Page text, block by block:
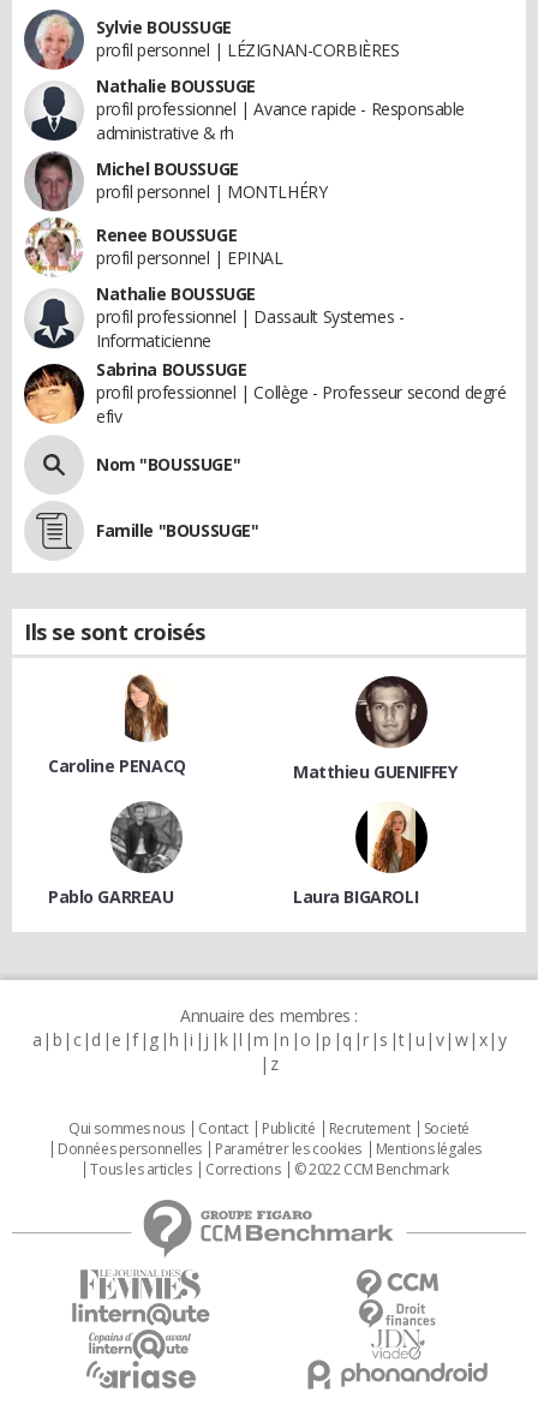
Sylvie BOUSSUGE
profil personnel | LÉZIGNAN-CORBIÈRES
Nathalie BOUSSUGE
profil professionnel | Avance rapide - Responsable
administrative & rh
Michel BOUSSUGE
profil personnel | MONTLHÉRY
Renee BOUSSUGE
profil personnel | EPINAL
Nathalie BOUSSUGE
profil professionnel | Dassault Systemes -
Informaticienne
Sabrina BOUSSUGE
profil professionnel | Collège - Professeur second degré
efiv
Nom "BOUSSUGE"
Famille "BOUSSUGE"
Ils se sont croisés
Caroline PENACQ Matthieu GUENIFFEY
Pablo GARREAU Laura BIGAROLI
Annuaire des membres :
a b c d e f g h i j k l m n o p q r s t u v w x y
z
Qui sommes nous Contact Publicité Recrutement
Societé
Données personnelles
Paramétrer les cookies
Mentions légales
Tous les articles
Corrections © 2022 CCM Benchmark